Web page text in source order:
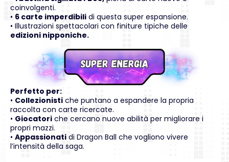
coinvolgenti.
• 6 carte imperdibili di questa super espansione.
• Illustrazioni spettacolari con finiture tipiche delle
edizioni nipponiche.
Perfetto per:
• Collezionisti che puntano a espandere la propria
raccolta con carte ricercate.
• Giocatori che cercano nuove abilità per migliorare i
propri mazzi.
• Appassionati di Dragon Ball che vogliono vivere
l’intensità della saga.